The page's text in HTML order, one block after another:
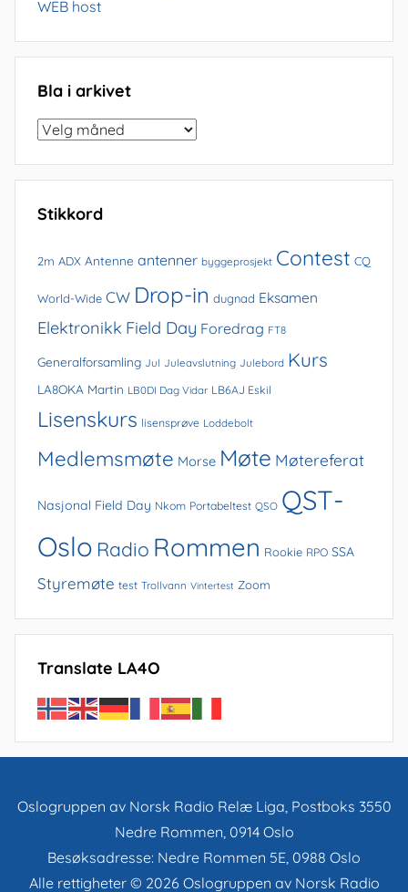
WEB host
Bla i arkivet
Bla
arkivet
Stikkord
2m ADX Antenne antenner byggeprosjekt Contest CQ
World-Wide CW Drop-in dugnad Eksamen
Elektronikk Field Day Foredrag FT8
Generalforsamling Jul Juleavslutning Julebord Kurs
LA8OKA Martin LB0DI Dag Vidar LB6AJ Eskil
Lisenskurs lisensprøve Loddebolt
Medlemsmøte Morse Møte Møtereferat
Nasjonal Field Day Nkom Portabeltest QSO QST-
Oslo Radio Rommen Rookie RPO SSA
Styremøte test Trollvann Vintertest Zoom
Translate LA4O
Oslogruppen av Norsk Radio Relæ Liga, Postboks 3550
Nedre Rommen, 0914 Oslo
Besøksadresse: Nedre Rommen 5E, 0988 Oslo
Alle rettigheter © 2026 Oslogruppen av Norsk Radio